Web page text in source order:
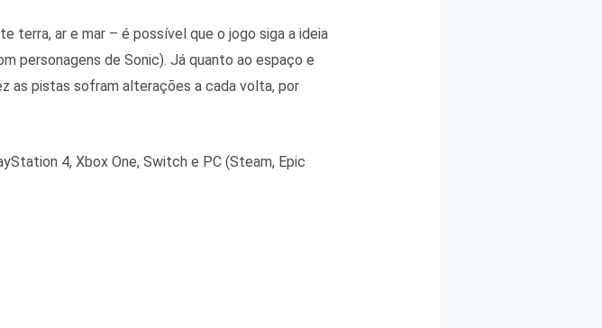
terra, ar e mar – é possível que o jogo siga a ideia
personagens de Sonic). Já quanto ao espaço e
as pistas sofram alterações a cada volta, por
4, Xbox One, Switch e PC (Steam, Epic